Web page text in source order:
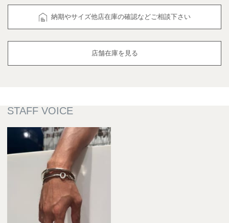
納期やサイズ他店在庫の確認などご相談下さい
店舗在庫を見る